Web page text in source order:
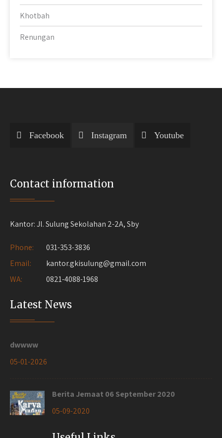
Khotbah
Renungan
Facebook Instagram Youtube
Contact information
Kantor: Jl. Sulung Sekolahan 2-2A, Sby
Phone:
031-353-3836
Email:
kantor.gkisulung@gmail.com
WA:
0821-4088-1968
Latest News
dwwww
05-01-2026
Berita Jemaat 06 September 2020
05-09-2020